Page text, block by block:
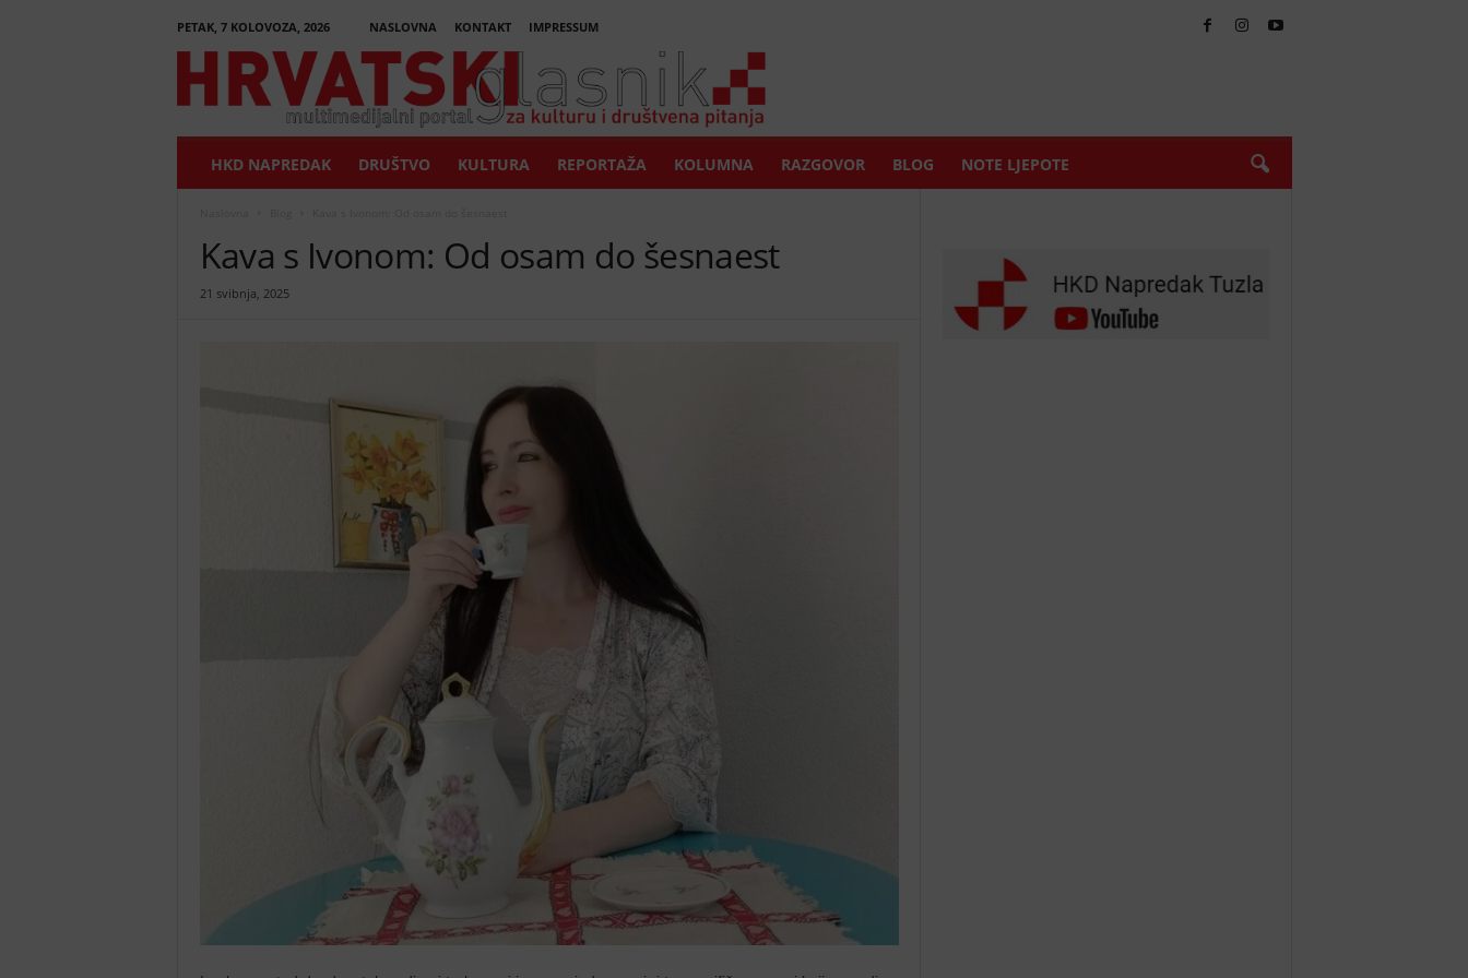
PETAK, 7 KOLOVOZA, 2026 NASLOVNA KONTAKT
IMPRESSUM
H
k
HKD NAPREDAK DRUŠTVO KULTURA REPORTAŽA KOLUMNA RAZGOVOR BLOG NOTE LJEPOTE
Kava s Ivonom: Od osam do šesnaest
21 svibnja, 2025